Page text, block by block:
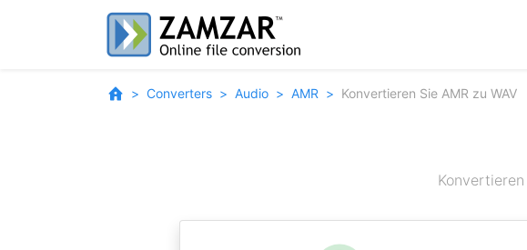
Converters Audio AMR Konvertieren Sie AMR zu WAV